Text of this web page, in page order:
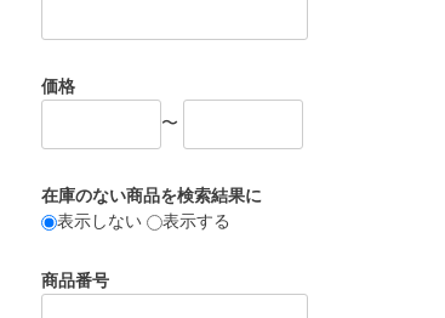
価格
〜
在庫のない商品を検索結果に
表示しない
表示する
商品番号